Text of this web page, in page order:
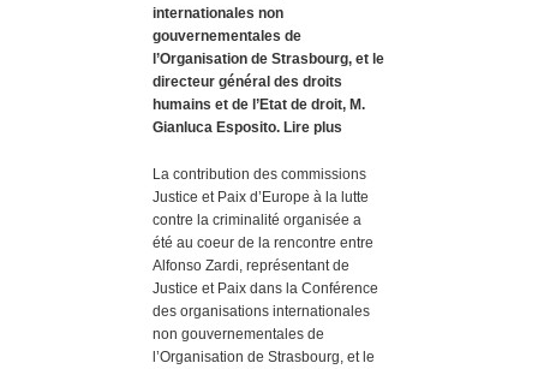
internationales non
gouvernementales de
l’Organisation de Strasbourg, et le
directeur général des droits
humains et de l’Etat de droit, M.
Gianluca Esposito. Lire plus
La contribution des commissions
Justice et Paix d’Europe à la lutte
contre la criminalité organisée a
été au coeur de la rencontre entre
Alfonso Zardi, représentant de
Justice et Paix dans la Conférence
des organisations internationales
non gouvernementales de
l’Organisation de Strasbourg, et le